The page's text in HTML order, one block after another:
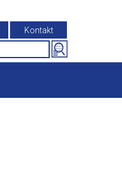
Kontakt
Search
for: